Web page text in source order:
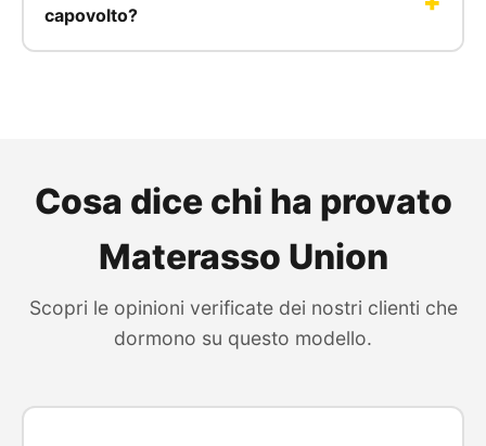
capovolto?
Cosa dice chi ha provato
Materasso Union
Scopri le opinioni verificate dei nostri clienti che
dormono su questo modello.